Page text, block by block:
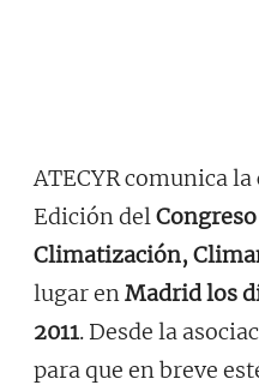
ATECYR comunica
Edición del
Climatización,
lugar enMadrid los
2011. Desde la
para que en breve